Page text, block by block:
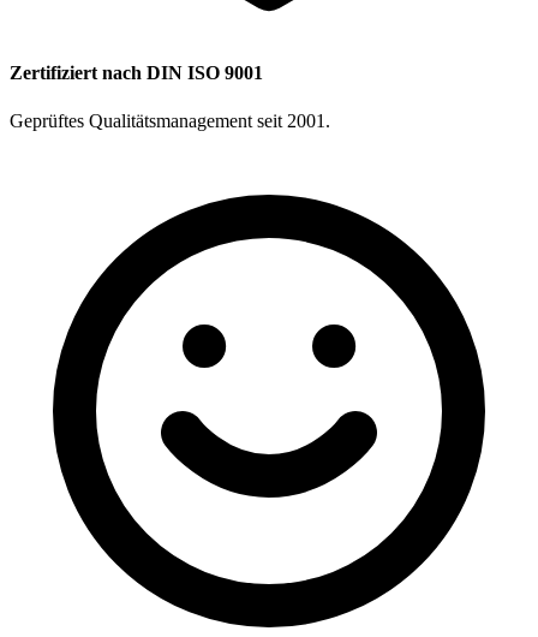
Zertifiziert nach DIN ISO 9001
Geprüftes Qualitätsmanagement seit 2001.